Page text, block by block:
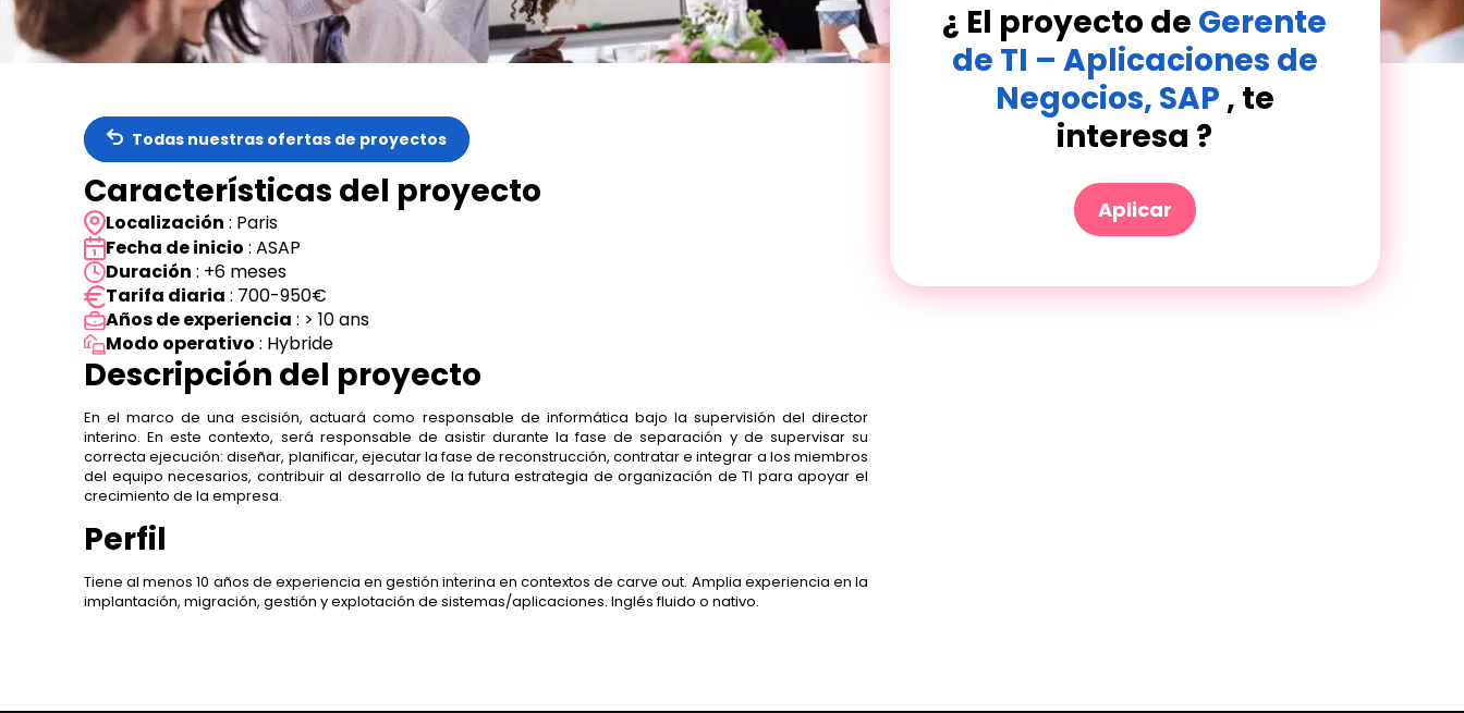
Todas nuestras ofertas de proyectos
Características del proyecto
Localización : Paris
Fecha de inicio : ASAP
Duración : +6 meses
Tarifa diaria : 700-950€
Años de experiencia : > 10 ans
Modo operativo : Hybride
Descripción del proyecto
En el marco de una escisión, actuará como responsable de informática bajo la supervisión del director
interino. En este contexto, será responsable de asistir durante la fase de separación y de supervisar su
correcta ejecución: diseñar, planificar, ejecutar la fase de reconstrucción, contratar e integrar a los miembros
del equipo necesarios, contribuir al desarrollo de la futura estrategia de organización de TI para apoyar el
crecimiento de la empresa.
Perfil
Tiene al menos 10 años de experiencia en gestión interina en contextos de carve out. Amplia experiencia en la
implantación, migración, gestión y explotación de sistemas/aplicaciones. Inglés fluido o nativo.
¿ El proyecto de Gerente
de TI – Aplicaciones de
Negocios, SAP , te
interesa ?
Aplicar